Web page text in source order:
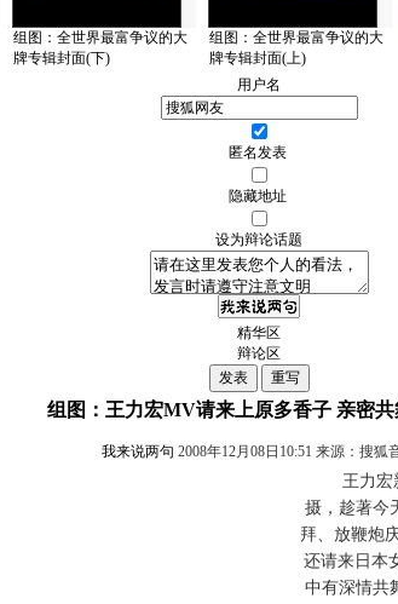
组图：全世界最富争议的大
牌专辑封面(下)
组图：全世界最富争议的大
牌专辑封面(上)
用户名
匿名发表
隐藏地址
设为辩论话题
精华区
辩论区
组图：王力宏MV请来上原多香子 亲密
我来说两句 2008年12月08日10:51 来源：搜狐
王力宏新
摄，趁著今
拜、放鞭炮
还请来日本
中有深情共